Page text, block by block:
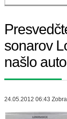
sonarov
našlo
24.05.2012 06:43